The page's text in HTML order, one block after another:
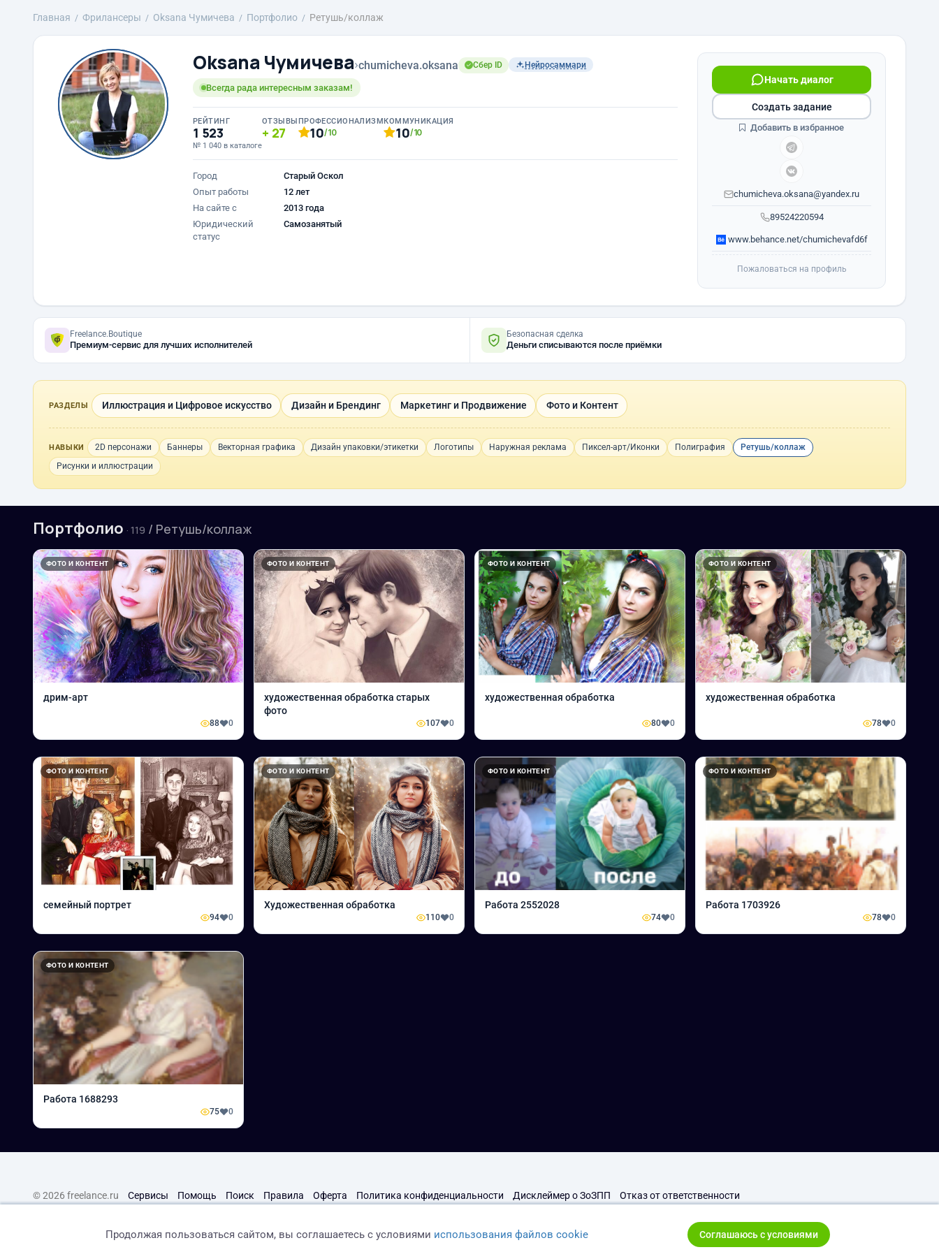
Главная Фрилансеры Oksana Чумичева Портфолио Ретушь/коллаж
Oksana Чумичева›chumicheva.oksana Сбер ID Нейросаммари
Всегда рада интересным заказам!
РЕЙТИНГ
1 523
№ 1 040 в каталоге
ОТЗЫВЫ
27
ПРОФЕССИОНАЛИЗМ
10/10
КОММУНИКАЦИЯ
10/10
Город
Старый Оскол
Опыт работы
12 лет
На сайте с
2013 года
Юридический
статус
Самозанятый
89524220594
Начать диалог
chumicheva.oksana@yandex.ru
www.behance.net/chumichevafd6f
Создать задание
Добавить в избранное
Пожаловаться на профиль
Freelance.Boutique
Премиум-сервис для лучших исполнителей
Безопасная сделка
Деньги списываются после приёмки
РАЗДЕЛЫ Иллюстрация и Цифровое искусство Дизайн и Брендинг Маркетинг и Продвижение Фото и Контент
НАВЫКИ 2D персонажи Баннеры Векторная графика Дизайн упаковки/этикетки Логотипы Наружная реклама Пиксел-арт/Иконки Полиграфия
Ретушь/коллаж
Рисунки и иллюстрации
Портфолио · 119 / Ретушь/коллаж
ФОТО И КОНТЕНТ
дрим-арт
88 0
ФОТО И КОНТЕНТ
художественная обработка старых
фото
107 0
ФОТО И КОНТЕНТ
художественная обработка
80 0
ФОТО И КОНТЕНТ
художественная обработка
78 0
ФОТО И КОНТЕНТ
семейный портрет
94 0
ФОТО И КОНТЕНТ
Художественная обработка
110 0
ФОТО И КОНТЕНТ
Работа 2552028
74 0
ФОТО И КОНТЕНТ
Работа 1703926
78 0
ФОТО И КОНТЕНТ
Работа 1688293
75 0
© 2026 freelance.ru Сервисы Помощь Поиск Правила Оферта Политика конфиденциальности Дисклеймер о ЗоЗПП Отказ от ответственности
Продолжая пользоваться сайтом, вы соглашаетесь с условиями использования файлов cookie Соглашаюсь с условиями